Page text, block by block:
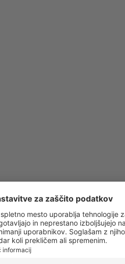
obvestila o vseh trendih in